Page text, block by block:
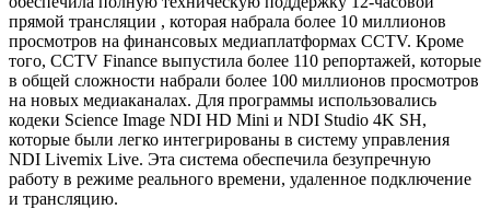
прямой трансляции , которая набрала более 10 миллионов
просмотров на финансовых медиаплатформах CCTV. Кроме
того, CCTV Finance выпустила более 110 репортажей, которые
в общей сложности набрали более 100 миллионов просмотров
на новых медиаканалах. Для программы использовались
кодеки Science Image NDI HD Mini и NDI Studio 4K SH,
которые были легко интегрированы в систему управления
NDI Livemix Live. Эта система обеспечила безупречную
работу в режиме реального времени, удаленное подключение
и трансляцию.